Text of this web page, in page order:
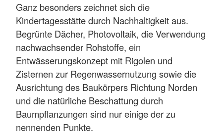
Ganz besonders zeichnet sich die
Kindertagesstätte durch Nachhaltigkeit aus.
Begrünte Dächer, Photovoltaik, die Verwendung
nachwachsender Rohstoffe, ein
Entwässerungskonzept mit Rigolen und
Zisternen zur Regenwassernutzung sowie die
Ausrichtung des Baukörpers Richtung Norden
und die natürliche Beschattung durch
Baumpflanzungen sind nur einige der zu
nennenden Punkte.